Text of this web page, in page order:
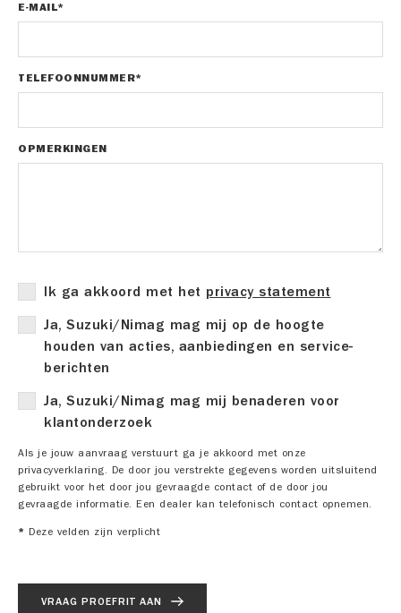
E-MAIL*
TELEFOONNUMMER*
OPMERKINGEN
Ik ga akkoord met het privacy statement
Ja, Suzuki/Nimag mag mij op de hoogte
houden van acties, aanbiedingen en service-
berichten
Ja, Suzuki/Nimag mag mij benaderen voor
klantonderzoek
Als je jouw aanvraag verstuurt ga je akkoord met onze
privacyverklaring. De door jou verstrekte gegevens worden uitsluitend
gebruikt voor het door jou gevraagde contact of de door jou
gevraagde informatie. Een dealer kan telefonisch contact opnemen.
* Deze velden zijn verplicht
VRAAG PROEFRIT AAN